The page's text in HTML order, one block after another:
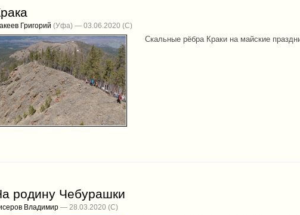
Григорий (Уфа) — 03.06.2020
Скальные рёбра Краки на майские
родину Чебурашки
Владимир — 28.03.2020